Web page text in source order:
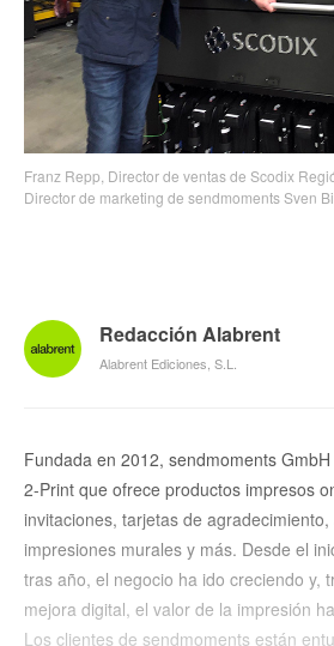
Franz Repp, Director de ventas de Scodix
Director de marketing de sendmoments Sven
Redacción Alabrent
Alabrent Ediciones, S.L.
Fundada en 2012, sendmoments
2-Print que ofrece productos impresos
invitaciones, tarjetas de
impresiones murales y más. Desde el
tras año, el negocio ha ido creciendo y,
mejora digital, el valor de la impresión
Los clientes de sendmoments están